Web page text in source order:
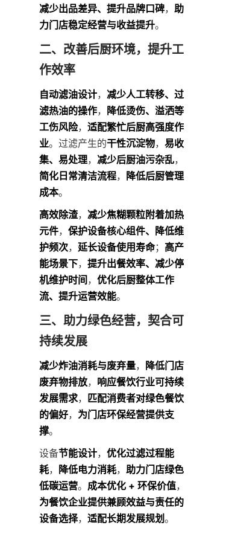
减少出品差异、提升品牌口碑， 助
力门店稳定经营与收益提升。
二、改善后厨环境，提升工
作效率
自动滤油设计， 减少人工转移、过
滤热油的操作， 降低烫伤、溢洒等
工伤风险， 适配繁忙后厨高强度作
业。过滤产生的干性沉淀物， 易收
集、易处理， 减少后厨油污杂乱，
简化日常清洁流程， 降低后厨管理
成本。
高效除渣， 减少焦糊颗粒附着加热
元件， 保护设备核心组件、降低维
护频次， 延长设备使用寿命； 高产
能场景下， 提升出餐效率、减少停
机维护时间， 优化后厨整体工作
流、提升运营效能。
三、助力绿色经营，契合可
持续发展
减少炸油消耗与废弃量， 降低门店
废弃物排放， 响应餐饮行业可持续
发展需求， 匹配消费者对绿色餐饮
的偏好， 为门店环保经营提供支
撑。
设备节能设计， 优化过滤过程能
耗， 降低电力消耗， 助力门店绿色
低碳运营。 成本优化 + 环保价值，
为餐饮企业提供兼顾效益与责任的
设备选择， 适配长期发展规划。